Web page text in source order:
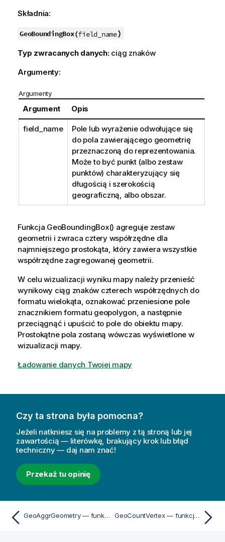
Składnia:
GeoBoundingBox(field_name)
Typ zwracanych danych: ciąg znaków
Argumenty:
Argumenty
Argument Opis
field_name
Pole lub wyrażenie odwołujące się
do pola zawierającego geometrię
przeznaczoną do reprezentowania.
Może to być punkt (albo zestaw
punktów) charakteryzujący się
długością i szerokością
geograficzną, albo obszar.
Funkcja GeoBoundingBox() agreguje zestaw
geometrii i zwraca cztery współrzędne dla
najmniejszego prostokąta, który zawiera wszystkie
współrzędne zagregowanej geometrii.
W celu wizualizacji wyniku mapy należy przenieść
wynikowy ciąg znaków czterech współrzędnych do
formatu wielokąta, oznakować przeniesione pole
znacznikiem formatu geopolygon, a następnie
przeciągnąć i upuścić to pole do obiektu mapy.
Prostokątne pola zostaną wówczas wyświetlone w
wizualizacji mapy.
Ładowanie danych Twojej mapy
Czy ta strona była pomocna?
Jeżeli natkniesz się na problemy z tą stroną lub jej
zawartością — literówkę, brakujący krok lub błąd
techniczny — daj nam znać!
Przekaż tu opinię
GeoAggrGeometry — funkcja skryptu i funkcja wykresu GeoCountVertex — funkcja skryptu i funkcja wykresu